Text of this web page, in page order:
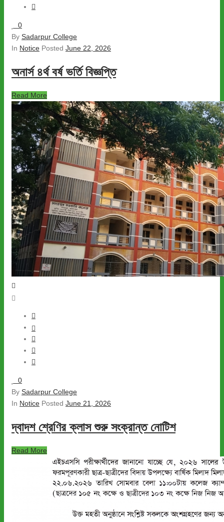
0
By Sadarpur College
In Notice Posted June 22, 2026
অনার্স ৪র্থ বর্ষ ভর্তি বিজ্ঞপ্তি
Read More
0
By Sadarpur College
In Notice Posted June 21, 2026
দ্বাদশ শ্রেণির ক্লাস শুরু সংক্রান্ত নোটিশ
Read More